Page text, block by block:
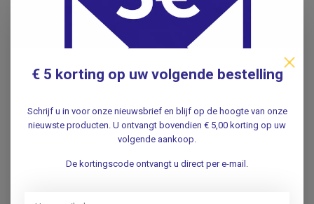
| Bamboe sokken
Sokken met Medical
verpleegkundige
sokken - Maat 38 - 43
8,95
€ 5 korting op uw volgende bestelling
Schrijf u in voor onze nieuwsbrief en blijf op de hoogte van onze
nieuwste producten. U ontvangt bovendien € 5,00 korting op uw
volgende aankoop.
De kortingscode ontvangt u direct per e-mail.